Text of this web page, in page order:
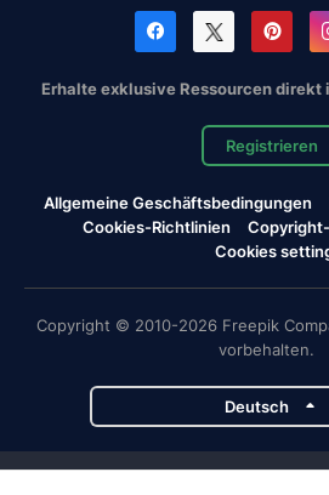
Erhalte exklusive Ressourcen direkt
Registrieren
Allgemeine Geschäftsbedingungen
Cookies-Richtlinien
Cookies
Copyright © 2010-2026 Freepik
vorbehalten.
Deutsch